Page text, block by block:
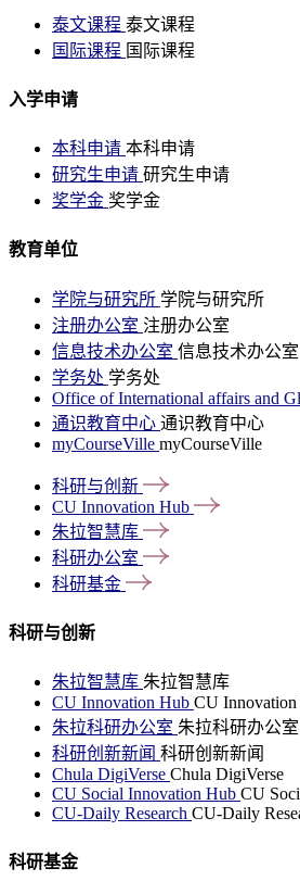
泰文课程 泰文课程
国际课程 国际课程
入学申请
本科申请 本科申请
研究生申请 研究生申请
奖学金 奖学金
教育单位
学院与研究所 学院与研究所
注册办公室 注册办公室
信息技术办公室 信息技术办公室
学务处 学务处
Office of International affairs and
通识教育中心 通识教育中心
myCourseVille myCourseVille
科研与创新
CU Innovation Hub
朱拉智慧库
科研办公室
科研基金
科研与创新
朱拉智慧库 朱拉智慧库
CU Innovation Hub CU
朱拉科研办公室 朱拉科研办公室
科研创新新闻 科研创新新闻
Chula DigiVerse Chula DigiVerse
CU Social Innovation Hub CU
CU-Daily Research CU-Daily
科研基金